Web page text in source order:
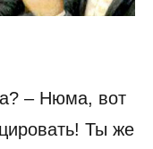
– Нюма, вот
Ты же